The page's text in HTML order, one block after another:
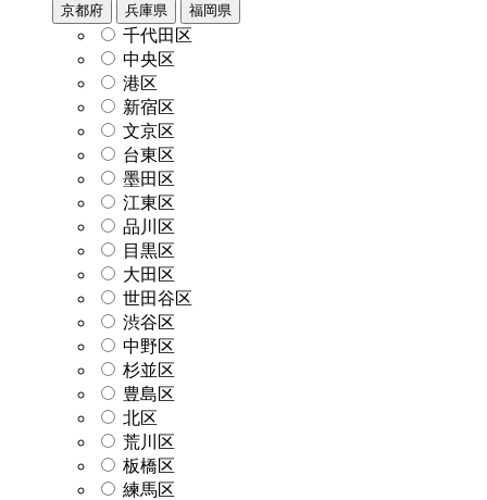
京都府
兵庫県 福岡県
千代田区
中央区
港区
新宿区
文京区
台東区
墨田区
江東区
品川区
目黒区
大田区
世田谷区
渋谷区
中野区
杉並区
豊島区
北区
荒川区
板橋区
練馬区